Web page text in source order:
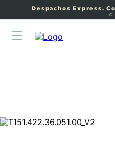
Despachos Express.